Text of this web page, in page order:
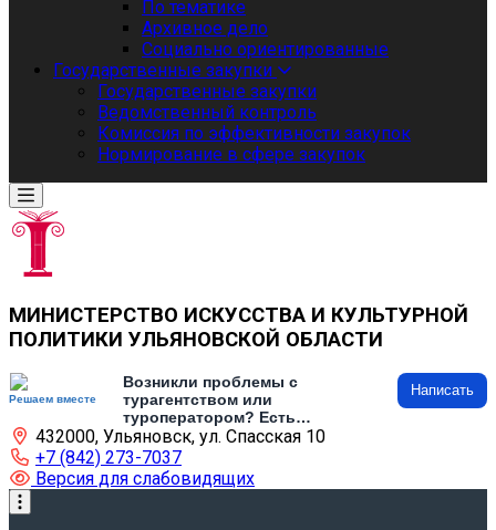
По тематике
Архивное дело
Социально ориентированные
Государственные закупки
Государственные закупки
Ведомственный контроль
Комиссия по эффективности закупок
Нормирование в сфере закупок
МИНИСТЕРСТВО ИСКУССТВА И КУЛЬТУРНОЙ
ПОЛИТИКИ УЛЬЯНОВСКОЙ ОБЛАСТИ
Решаем вместе
Возникли проблемы с
турагентством или
туроператором? Есть
предложения по развитию
туризма и туристической
инфраструктуры? Напишите об
этом
Написать
432000, Ульяновск, ул. Спасская 10
+7 (842) 273-7037
Версия для слабовидящих